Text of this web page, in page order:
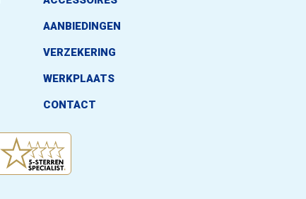
AANBIEDINGEN
VERZEKERING
WERKPLAATS
CONTACT